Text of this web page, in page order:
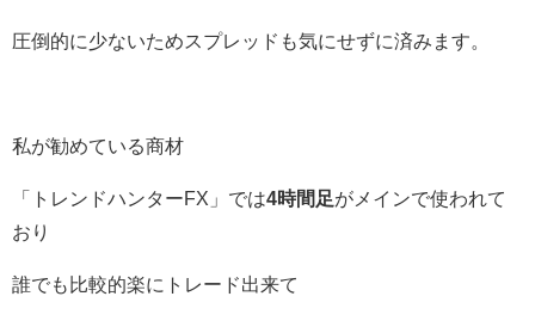
圧倒的に少ないためスプレッドも気にせずに済みます。
私が勧めている商材
「トレンドハンターFX」では4時間足がメインで使われて
おり
誰でも比較的楽にトレード出来て